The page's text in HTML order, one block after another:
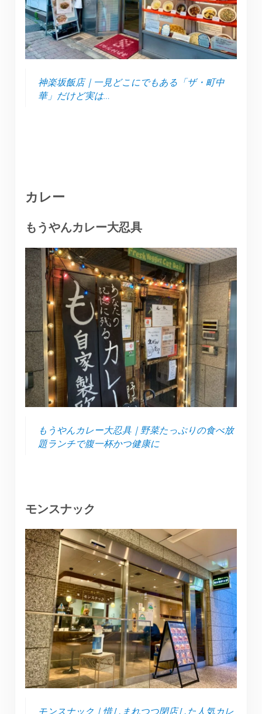
神楽坂飯店｜一見どこにでもある「ザ・町中
華」だけど実は…
カレー
もうやんカレー大忍具
もうやんカレー大忍具｜野菜たっぷりの食べ放
題ランチで腹一杯かつ健康に
モンスナック
モンスナック｜惜しまれつつ閉店した人気カレ